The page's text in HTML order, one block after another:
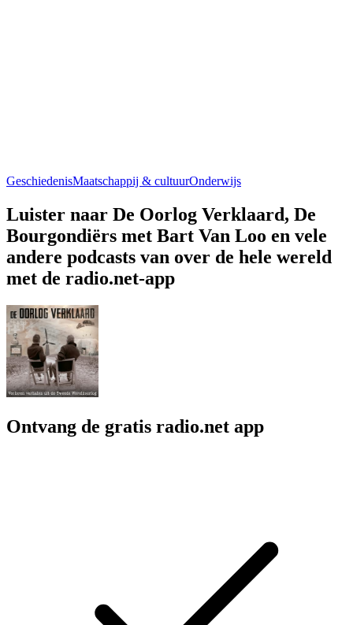
GeschiedenisMaatschappij & cultuurOnderwijs
Luister naar De Oorlog Verklaard, De
Bourgondiërs met Bart Van Loo en vele
andere podcasts van over de hele wereld
met de radio.net-app
Ontvang de gratis radio.net app